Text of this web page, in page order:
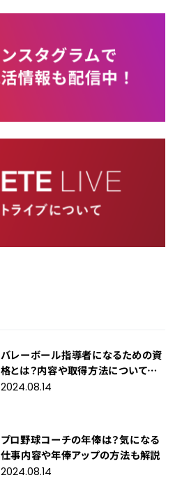
バレーボール指導者になるための資
格とは？内容や取得方法について紹
介
2024.08.14
プロ野球コーチの年俸は？気になる
仕事内容や年俸アップの方法も解説
2024.08.14